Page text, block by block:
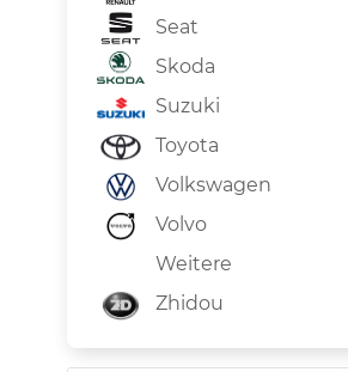
Seat
Skoda
Suzuki
Toyota
Volkswagen
Volvo
Weitere
Zhidou